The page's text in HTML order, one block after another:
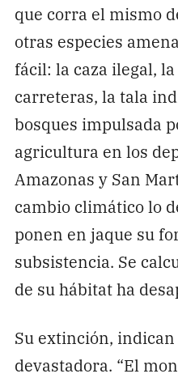
que corra el mismo
otras especies
fácil: la caza ilegal,
carreteras, la tala
bosques impulsada
agricultura en los
Amazonas y San
cambio climático lo
ponen en jaque su
subsistencia. Se
de su hábitat ha
Su extinción,
devastadora. “El